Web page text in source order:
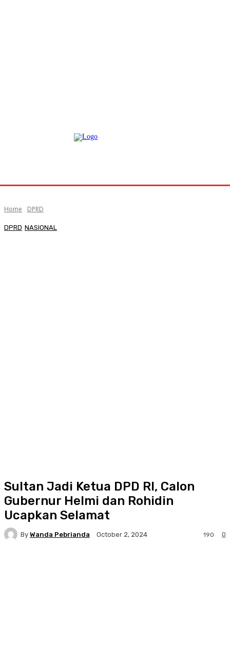
Home DPRD
DPRD NASIONAL
Sultan Jadi Ketua DPD RI, Calon
Gubernur Helmi dan Rohidin
Ucapkan Selamat
By Wanda Pebrianda October 2, 2024 0
190